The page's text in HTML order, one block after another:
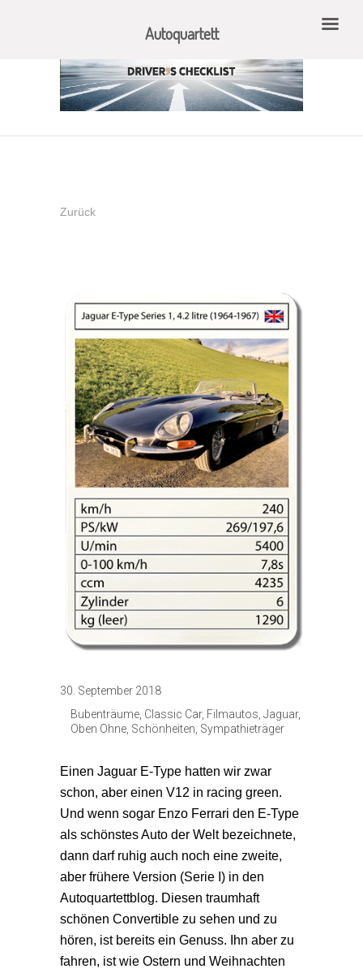
Zurück
30. September 2018
Bubenträume Classic Car, Filmautos Jaguar,
Oben Ohne Schönheiten Sympathieträger
Einen Jaguar E-Type hatten wir zwar
schon, aber einen V12 in racing green.
Und wenn sogar Enzo Ferrari den E-Type
als schönstes Auto der Welt bezeichnete,
dann darf ruhig auch noch eine zweite,
aber frühere Version (Serie I) in den
Autoquartettblog. Diesen traumhaft
schönen Convertible zu sehen und zu
hören, ist bereits ein Genuss. Ihn aber zu
fahren, ist wie Ostern und Weihnachten
Autoquartett